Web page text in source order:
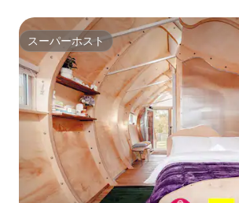
スーパーホスト
スーパーホスト